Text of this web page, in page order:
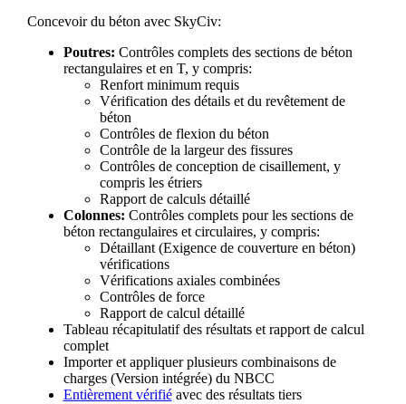
Concevoir du béton avec SkyCiv:
Poutres: Contrôles complets des sections de béton
rectangulaires et en T, y compris:
Renfort minimum requis
Vérification des détails et du revêtement de
béton
Contrôles de flexion du béton
Contrôle de la largeur des fissures
Contrôles de conception de cisaillement, y
compris les étriers
Rapport de calculs détaillé
Colonnes: Contrôles complets pour les sections de
béton rectangulaires et circulaires, y compris:
Détaillant (Exigence de couverture en béton)
vérifications
Vérifications axiales combinées
Contrôles de force
Rapport de calcul détaillé
Tableau récapitulatif des résultats et rapport de calcul
complet
Importer et appliquer plusieurs combinaisons de
charges (Version intégrée) du NBCC
Entièrement vérifiéavec des résultats tiers